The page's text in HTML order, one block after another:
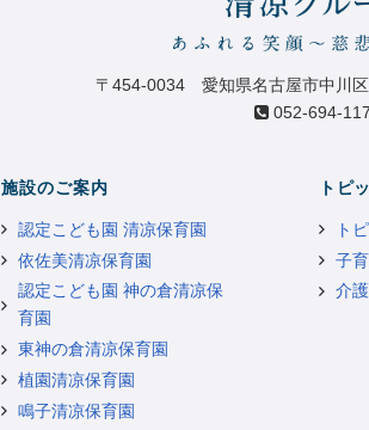
〒454-0034 愛知県名古屋市中川
052-694-
施設のご案内
認定こども園 清凉保育園
依佐美清凉保育園
認定こども園 神の倉清凉保
育園
東神の倉清凉保育園
植園清凉保育園
鳴子清凉保育園
トピ
ト
子
介